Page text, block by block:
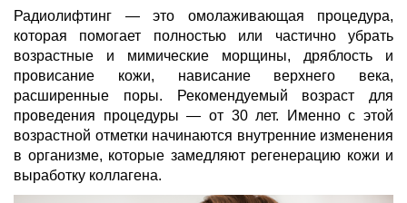
Радиолифтинг — это омолаживающая процедура,
которая помогает полностью или частично убрать
возрастные и мимические морщины, дряблость и
провисание кожи, нависание верхнего века,
расширенные поры. Рекомендуемый возраст для
проведения процедуры — от 30 лет. Именно с этой
возрастной отметки начинаются внутренние изменения
в организме, которые замедляют регенерацию кожи и
выработку коллагена.